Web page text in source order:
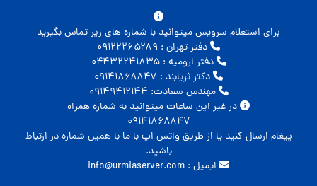
برای استعلام سرویس میتوانید با شماره های زیر تماس بگیرید
دفتر تهران : ۰۹۱۲۲۲۶۵۲۸۹
دفتر ارومیه : ۰۴۴۳۲۲۴۱۸۳۵
دکتر ثریابند : ۰۹۱۴۱۸۶۸۸۴۷
مهندس سعادت: ۰۹۱۴۹۴۱۲۱۴۴
در غیر این ساعات میتوانید به شماره همراه
۰۹۱۴۱۸۶۸۸۴۷
پیغام ارسال کنید یا از طریق واتس اپ با ما با همین شماره در ارتباط
باشید.
ایمیل : info@urmiaserver.com